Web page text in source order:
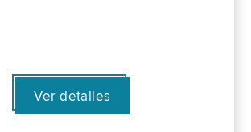
Ver detalles